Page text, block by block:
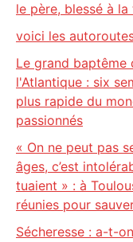
le père, blessé à
voici les
Le grand baptême
l'Atlantique : six
plus rapide du
passionnés
« On ne peut pas
âges, c’est
tuaient » : à
réunies pour
Sécheresse : a-t-